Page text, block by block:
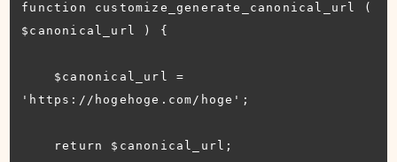
function customize_generate_canonical_url (
$canonical_url ) {
'https://hogehoge.com/hoge';